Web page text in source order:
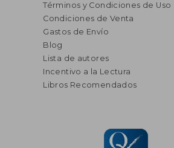
Términos y Condiciones de Uso
Condiciones de Venta
Gastos de Envío
Blog
Lista de autores
Incentivo a la Lectura
Libros Recomendados